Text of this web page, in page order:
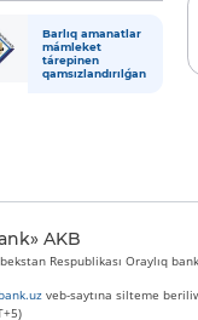
Barlıq amanatlar
mámleket
tárepinen
qamsızlandırılǵan
AKB
Respublikası Oraylıq
veb-saytına silteme